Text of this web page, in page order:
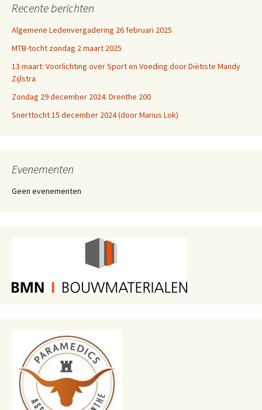
Recente berichten
Algemene Ledenvergadering 26 februari 2025
MTB-tocht zondag 2 maart 2025
13 maart: Voorlichting over Sport en Voeding door Diëtiste Mandy
Zijlstra
Zondag 29 december 2024: Drenthe 200
Snerttocht 15 december 2024 (door Marius Lok)
Evenementen
Geen evenementen